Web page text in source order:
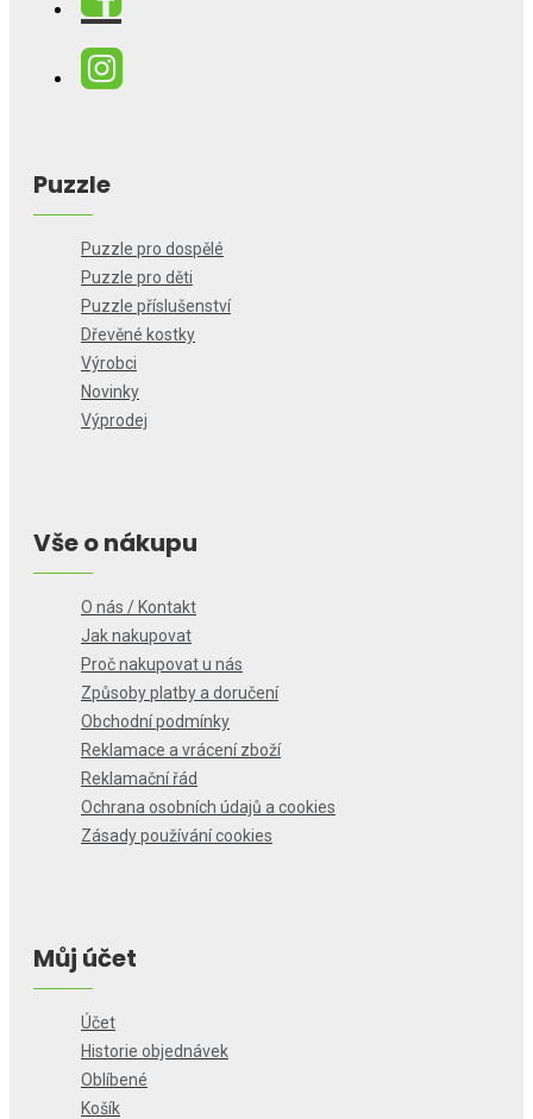
Puzzle
Puzzle pro dospělé
Puzzle pro děti
Puzzle příslušenství
Dřevěné kostky
Výrobci
Novinky
Výprodej
Vše o nákupu
O nás / Kontakt
Jak nakupovat
Proč nakupovat u nás
Způsoby platby a doručení
Obchodní podmínky
Reklamace a vrácení zboží
Reklamační řád
Ochrana osobních údajů a cookies
Zásady používání cookies
Můj účet
Účet
Historie objednávek
Oblíbené
Košík